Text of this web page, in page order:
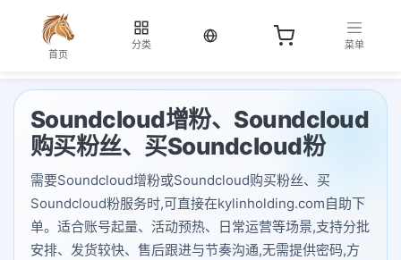
首页
分类
当前语言：中文
菜单
Soundcloud增粉、Soundcloud
购买粉丝、买Soundcloud粉
需要Soundcloud增粉或Soundcloud购买粉丝、买
Soundcloud粉服务时,可直接在kylinholding.com自助下
单。适合账号起量、活动预热、日常运营等场景,支持分批
安排、发货较快、售后跟进与节奏沟通,无需提供密码,方